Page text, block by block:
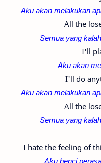
Aku akan melakukan
All the
Semua yang
I'll
Aku akan
I'll do
Aku akan melakukan
All the
Semua yang
I hate the feeling of
Aku benci